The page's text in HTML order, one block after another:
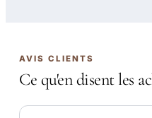
AVIS CLIENTS
Ce qu'en disent les